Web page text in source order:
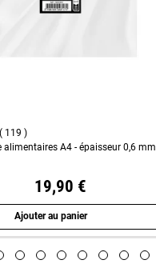
119
alimentaires A4 - épaisseur 0,6 mm
19,90 €
Ajouter au panier
Aperçu rapide